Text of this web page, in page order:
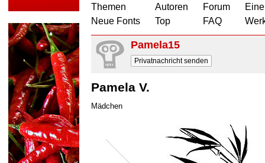
Themen
Neue Fonts
Autoren
Top
Forum
FAQ
Pamela15
Privatnachricht senden
Pamela V.
Mädchen